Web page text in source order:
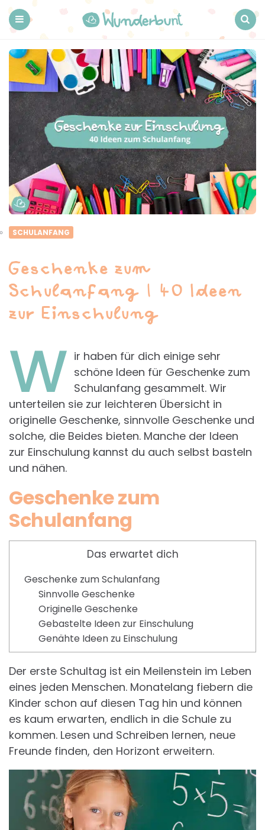
SCHULANFANG
Geschenke zum
Schulanfang | 40 Ideen
zur Einschulung
W ir haben für dich einige sehr
schöne Ideen für Geschenke zum
Schulanfang gesammelt. Wir
unterteilen sie zur leichteren Übersicht in
originelle Geschenke, sinnvolle Geschenke und
solche, die Beides bieten. Manche der Ideen
zur Einschulung kannst du auch selbst basteln
und nähen.
Geschenke zum
Schulanfang
Das erwartet dich
Geschenke zum Schulanfang
Sinnvolle Geschenke
Originelle Geschenke
Gebastelte Ideen zur Einschulung
Genähte Ideen zu Einschulung
Der erste Schultag ist ein Meilenstein im Leben
eines jeden Menschen. Monatelang fiebern die
Kinder schon auf diesen Tag hin und können
es kaum erwarten, endlich in die Schule zu
kommen. Lesen und Schreiben lernen, neue
Freunde finden, den Horizont erweitern.